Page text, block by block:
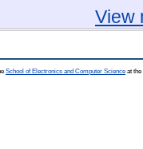
View
School of Electronics and Computer Science at